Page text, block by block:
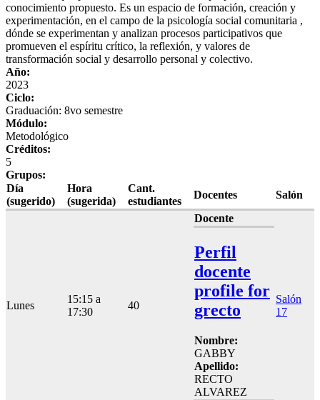
conocimiento propuesto. Es un espacio de formación, creación y
experimentación, en el campo de la psicología social comunitaria ,
dónde se experimentan y analizan procesos participativos que
promueven el espíritu crítico, la reflexión, y valores de
transformación social y desarrollo personal y colectivo.
Año:
2023
Ciclo:
Graduación: 8vo semestre
Módulo:
Metodológico
Créditos:
5
Grupos:
Día
(sugerido)
Hora
(sugerida)
Cant.
estudiantes
Docentes Salón
Lunes
15:15 a
17:30
40
Docente
Perfil
docente
profile for
grecto
Nombre:
GABBY
Apellido:
RECTO
ALVAREZ
Salón
17